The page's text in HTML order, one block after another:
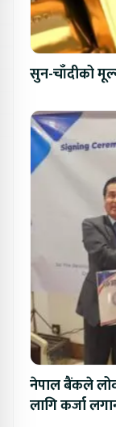
सुन-चाँदीको
नेपाल बैंकले
लागि कर्जा